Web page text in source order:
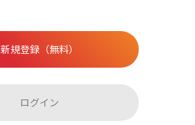
新規登録（無料）
ログイン